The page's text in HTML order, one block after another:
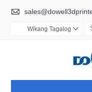

Wikang Tagalog 